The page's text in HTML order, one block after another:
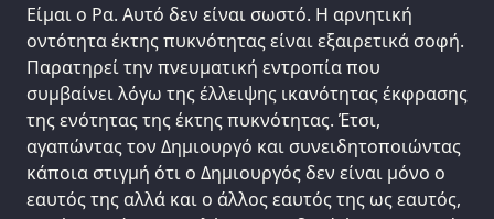
Είμαι ο Ρα. Αυτό δεν είναι σωστό. Η αρνητική
οντότητα έκτης πυκνότητας είναι εξαιρετικά σοφή.
Παρατηρεί την πνευματική εντροπία που
συμβαίνει λόγω της έλλειψης ικανότητας έκφρασης
της ενότητας της έκτης πυκνότητας. Έτσι,
αγαπώντας τον Δημιουργό και συνειδητοποιώντας
κάποια στιγμή ότι ο Δημιουργός δεν είναι μόνο ο
εαυτός της αλλά και ο άλλος εαυτός της ως εαυτός,